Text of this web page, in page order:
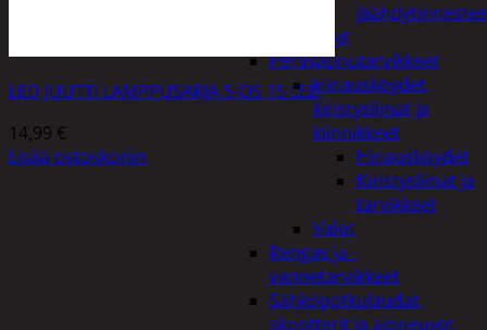
Öljyt
Perävaunutarvikkeet
Hinausköydet,
kiristysliinat ja
kiinnikkeet
Hinausköydet
Kiristysliinat ja
tarvikkeet
Valot
Rengas ja -
vannetarvikkeet
Sähköpotkulaudat,
skootterit ja ajoneuvot
LED JUUTTI LAMPPUSARJA 5-OS 15 LED
14,99 €
Lisää ostoskoriin